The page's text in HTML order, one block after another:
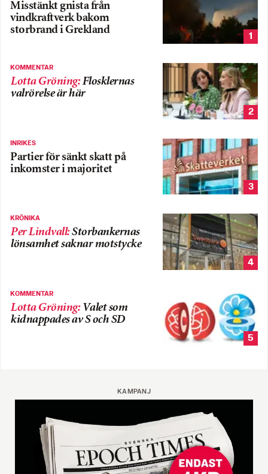
Misstänkt gnista från
vindkraftverk bakom
storbrand i Grekland
1
KOMMENTAR
Lotta Gröning:Flosklernas
valrörelse är här
2
INRIKES
Partier för sänkt skatt på
inkomster i majoritet
3
KRÖNIKA
Per Lindvall:Storbankernas
lönsamhet saknar motstycke
4
KOMMENTAR
Lotta Gröning: Valet som
kidnappades av S och SD
5
KAMPANJ